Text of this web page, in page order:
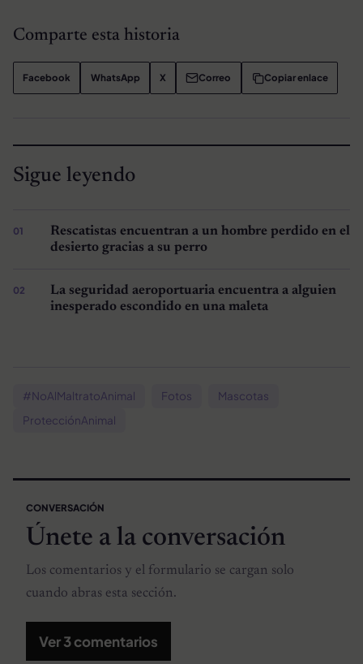
Comparte esta historia
Facebook WhatsApp X Correo Copiar enlace
Sigue leyendo
Rescatistas encuentran a un hombre perdido en el
desierto gracias a su perro
La seguridad aeroportuaria encuentra a alguien
inesperado escondido en una maleta
#NoAlMaltratoAnimal Fotos
Mascotas
ProtecciónAnimal
CONVERSACIÓN
Únete a la conversación
Los comentarios y el formulario se cargan solo
cuando abras esta sección.
Ver 3 comentarios